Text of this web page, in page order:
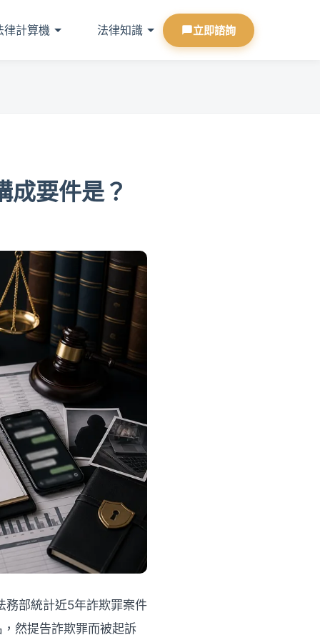
律計算機 法律知識 立即諮詢
成要件是？
務部統計近5年詐欺罪案件
然提告詐欺罪而被起訴